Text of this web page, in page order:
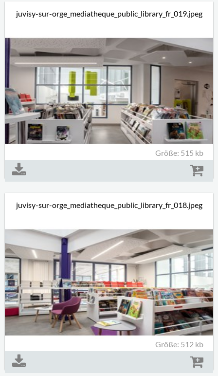
juvisy-sur-orge_mediatheque_public_library_fr_019.jpeg
Größe: 515 kb
juvisy-sur-orge_mediatheque_public_library_fr_018.jpeg
Größe: 512 kb